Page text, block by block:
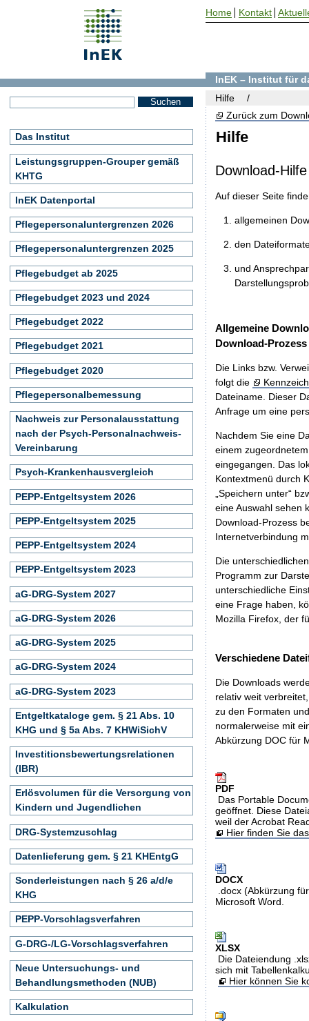
Hilfe
Zurück zum
Download-Hilfe
Auf dieser Seite
allgemeinen
den
und
Allgemeine
Download-Prozess
Die Links bzw.
folgt die
Dateiname. Dieser
Anfrage um eine
Nachdem Sie eine
einem
eingegangen. Das
Kontextmenü durch
„Speichern unter“
eine Auswahl sehen
Download-Prozess
Internetverbindung
Die
Programm zur
unterschiedliche
eine Frage haben,
Mozilla Firefox, der
Verschiedene
Die Downloads
relativ weit
zu den Formaten
normalerweise mit
Abkürzung DOC für
PDF
Das Portable
geöffnet. Diese
weil der Acrobat
Hier finden Sie
DOCX
.docx (Abkürzung
Microsoft Word.
XLSX
Die Dateiendung
sich mit
Hier können Sie
InEK – Institut für
Hilfe
Das Institut
Leistungsgruppen-Grouper gemäß
KHTG
InEK Datenportal
Pflegepersonaluntergrenzen 2026
Pflegepersonaluntergrenzen 2025
Pflegebudget ab 2025
Pflegebudget 2023 und 2024
Pflegebudget 2022
Pflegebudget 2021
Pflegebudget 2020
Pflegepersonalbemessung
Nachweis zur Personalausstattung
nach der Psych-Personalnachweis-
Vereinbarung
Psych-Krankenhausvergleich
PEPP-Entgeltsystem 2026
PEPP-Entgeltsystem 2025
PEPP-Entgeltsystem 2024
PEPP-Entgeltsystem 2023
aG-DRG-System 2027
aG-DRG-System 2026
aG-DRG-System 2025
aG-DRG-System 2024
aG-DRG-System 2023
Entgeltkataloge gem. § 21 Abs. 10
KHG und § 5a Abs. 7 KHWiSichV
Investitionsbewertungsrelationen
(IBR)
Erlösvolumen für die Versorgung von
Kindern und Jugendlichen
DRG-Systemzuschlag
Datenlieferung gem. § 21 KHEntgG
Sonderleistungen nach § 26 a/d/e
KHG
PEPP-Vorschlagsverfahren
G-DRG-/LG-Vorschlagsverfahren
Neue Untersuchungs- und
Behandlungsmethoden (NUB)
Kalkulation
Home Kontakt